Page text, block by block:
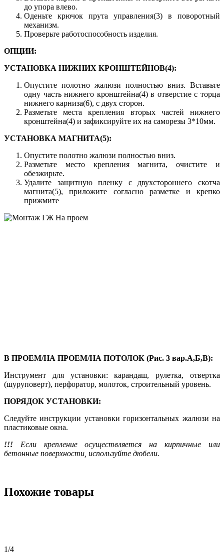
до упора влево.
Оденьте крючок прута управления(3) в поворотный
механизм.
Проверьте работоспособность изделия.
ОПЦИИ:
УСТАНОВКА НИЖНИХ КРОНШТЕЙНОВ(4):
Опустите полотно жалюзи полностью вниз. Вставьте
одну часть нижнего кронштейна(4) в отверстие с торца
нижнего карниза(6), с двух сторон.
Разметьте места крепления вторых частей нижнего
кронштейна(4) и зафиксируйте их на саморезы 3*10мм.
УСТАНОВКА МАГНИТА(5):
Опустите полотно жалюзи полностью вниз.
Разметьте место крепления магнита, очистите и
обезжирьте.
Удалите защитную пленку с двухстороннего скотча
магнита(5), приложите согласно разметке и крепко
прижмите
В ПРОЕМ/НА ПРОЕМ/НА ПОТОЛОК (Рис. 3 вар.А,Б,В):
Инструмент для установки: карандаш, рулетка, отвертка
(шуруповерт), перфоратор, молоток, строительный уровень.
ПОРЯДОК УСТАНОВКИ:
Следуйте инструкции установки горизонтальных жалюзи на
пластиковые окна.
!!! Если крепление осуществляется на кирпичные или
бетонные поверхности, используйте дюбели.
Похожие товары
1/4